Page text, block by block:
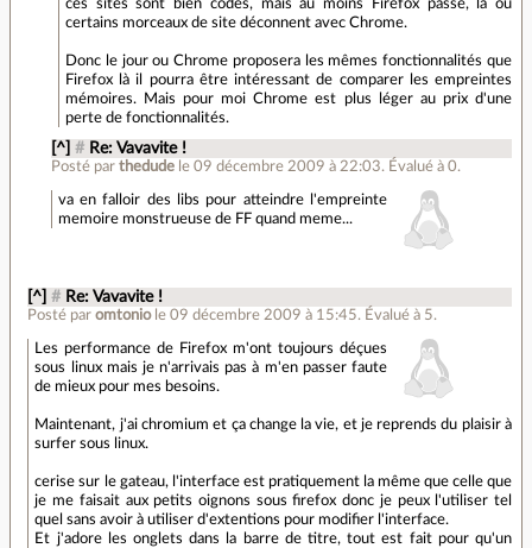
ces sites sont bien codés, mais au moins Firefox passe, là ou
certains morceaux de site déconnent avec Chrome.
Donc le jour ou Chrome proposera les mêmes fonctionnalités que
Firefox là il pourra être intéressant de comparer les empreintes
mémoires. Mais pour moi Chrome est plus léger au prix d'une
perte de fonctionnalités.
[^] # Re: Vavavite !
Posté par thedude le 09 décembre 2009 à 22:03.Évalué à 0.
va en falloir des libs pour atteindre l'empreinte
memoire monstrueuse de FF quand meme...
[^] # Re: Vavavite !
Posté paromtonio le 09 décembre 2009 à 15:45. Évalué à 5.
Les performance de Firefox m'ont toujours déçues
sous linux mais je n'arrivais pas à m'en passer faute
de mieux pour mes besoins.
Maintenant, j'ai chromium et ça change la vie, et je reprends du plaisir à
surfer sous linux.
cerise sur le gateau, l'interface est pratiquement la même que celle que
je me faisait aux petits oignons sous firefox donc je peux l'utiliser tel
quel sans avoir à utiliser d'extentions pour modifier l'interface.
Et j'adore les onglets dans la barre de titre, tout est fait pour qu'un